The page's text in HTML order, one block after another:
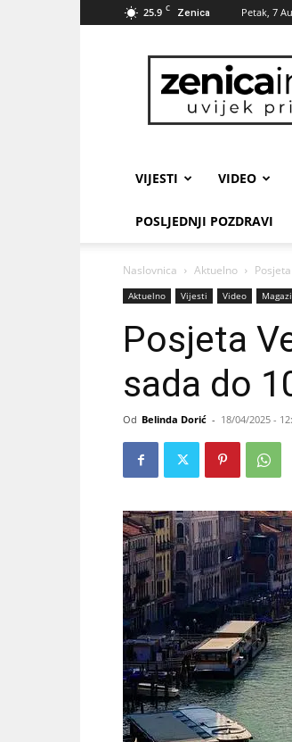
25.9 C Zenica Petak, 7
VIJESTI VIDEO
POSLJEDNJI POZDRAVI
Naslovnica Aktuelno
Aktuelno Vijesti Video
Posjeta
sada do
Od Belinda Dorić - 18/04/2025 -